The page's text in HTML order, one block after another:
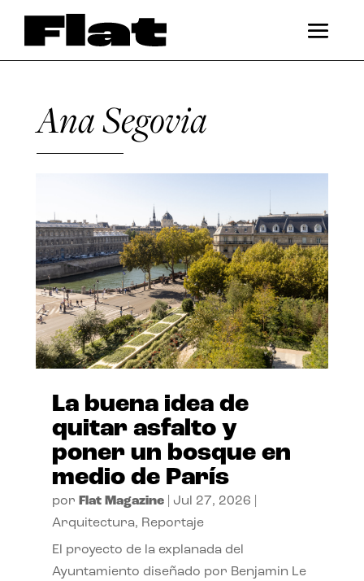
Ana Segovia
La buena idea de
quitar asfalto y
poner un bosque en
medio de París
por Flat Magazine| Jul 27, 2026
Arquitectura, Reportaje
El proyecto de la explanada del
Ayuntamiento diseñado por Benjamin Le